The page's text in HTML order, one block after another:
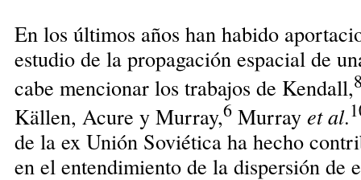
En los últimos años han habido
estudio de la propagación espacial de
cabe mencionar los trabajos de Kendall,
Källen, Acure y Murray,6 Murray et al.
de la ex Unión Soviética ha hecho
en el entendimiento de la dispersión de